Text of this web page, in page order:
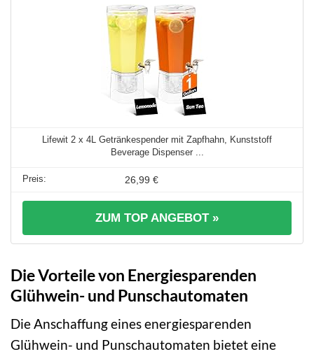
Lifewit 2 x 4L Getränkespender mit Zapfhahn, Kunststoff
Beverage Dispenser ...
26,99 €
ZUM TOP ANGEBOT »
Die Vorteile von Energiesparenden
Glühwein- und Punschautomaten
Die Anschaffung eines energiesparenden
Glühwein- und Punschautomaten bietet eine